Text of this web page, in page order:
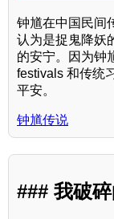
钟馗在中国民间
认为是捉鬼降妖
的安宁。因为钟
festivals 和传统
平安。
钟馗传说
### 我破